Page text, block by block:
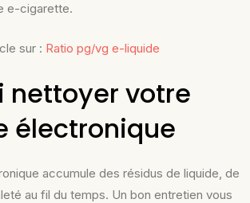
e-cigarette.
sur : Ratio pg/vg e-liquide
nettoyer votre
électronique
accumule des résidus de liquide, de
au fil du temps. Un bon entretien vous